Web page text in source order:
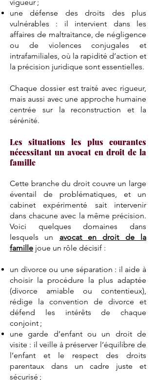
vigueur ;
une défense des droits des plus
vulnérables : il intervient dans les
affaires de maltraitance, de négligence
ou de violences conjugales et
intrafamiliales, où la rapidité d’action et
la précision juridique sont essentielles.
Chaque dossier est traité avec rigueur,
mais aussi avec une approche humaine
centrée sur la reconstruction et la
sérénité.
Les situations les plus courantes
nécessitant un avocat en droit de la
famille
Cette branche du droit couvre un large
éventail de problématiques, et un
cabinet expérimenté sait intervenir
dans chacune avec la même précision.
Voici quelques domaines dans
lesquels un avocat en droit de la
famille joue un rôle décisif :
un divorce ou une séparation : il aide à
choisir la procédure la plus adaptée
(divorce amiable ou contentieux),
rédige la convention de divorce et
défend les intérêts de chaque
conjoint ;
une garde d’enfant ou un droit de
visite : il veille à préserver l’équilibre de
l’enfant et le respect des droits
parentaux dans un cadre juste et
sécurisé ;